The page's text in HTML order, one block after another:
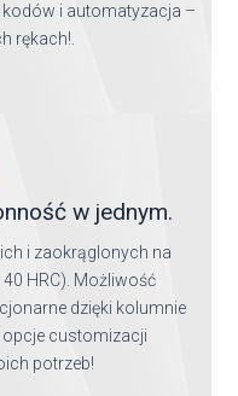
i automatyzacja –
rękach!.
w jednym.
i zaokrąglonych na
HRC). Możliwość
dzięki kolumnie
opcje customizacji
potrzeb!